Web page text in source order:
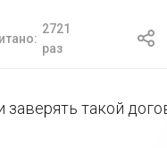
2721
раз
такой